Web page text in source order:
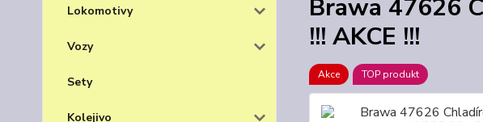
Lokomotivy
Vozy
Sety
Kolejivo
Brawa 47626
!!! AKCE !!!
Akce TOP produkt